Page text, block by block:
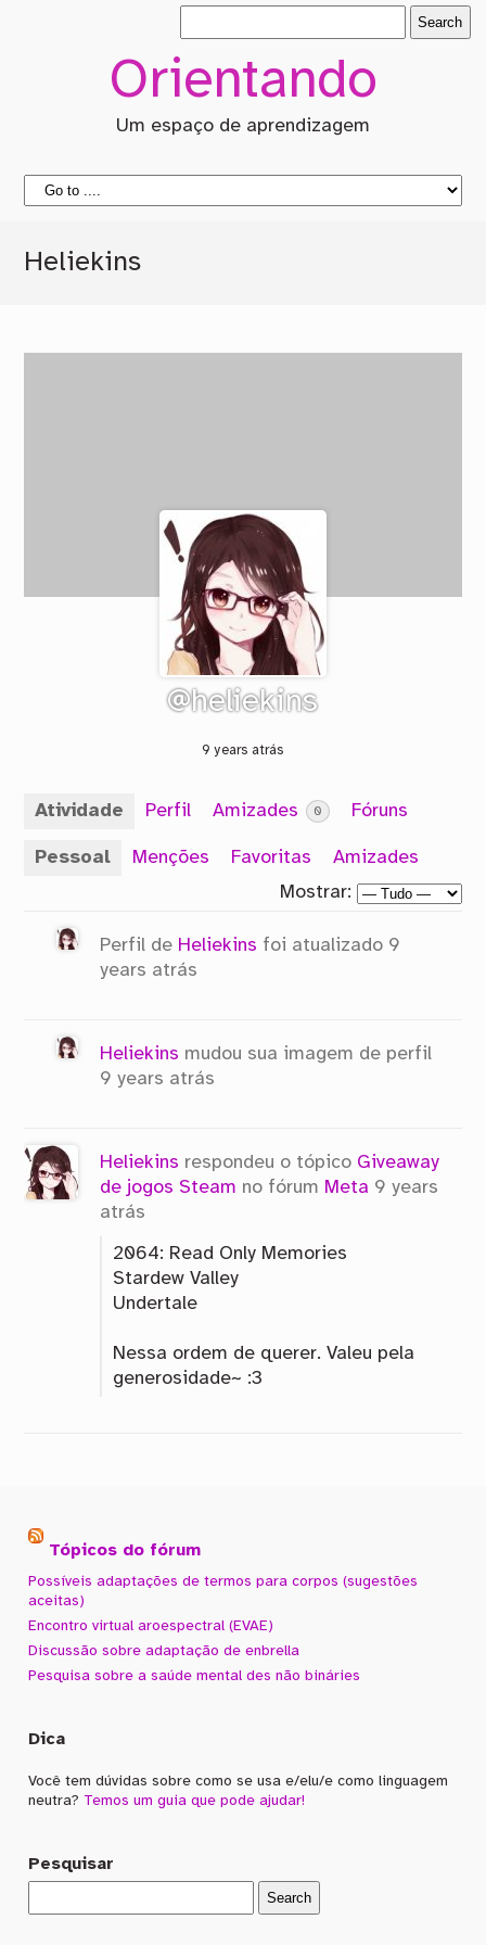
Orientando
Um espaço de aprendizagem
Heliekins
@heliekins
9 years atrás
Atividade Perfil Amizades 0 Fóruns
Pessoal Menções Favoritas
Amizades
Mostrar:
Perfil de Heliekins foi atualizado 9
years atrás
Heliekins mudou sua imagem de perfil
9 years atrás
Heliekins respondeu o tópico Giveaway
de jogos Steam no fórum Meta 9 years
atrás
2064: Read Only Memories
Stardew Valley
Undertale
Nessa ordem de querer. Valeu pela
generosidade~ :3
Tópicos do fórum
Possíveis adaptações de termos para corpos (sugestões
aceitas)
Encontro virtual aroespectral (EVAE)
Discussão sobre adaptação de enbrella
Pesquisa sobre a saúde mental des não bináries
Dica
Você tem dúvidas sobre como se usa e/elu/e como linguagem
neutra? Temos um guia que pode ajudar!
Pesquisar